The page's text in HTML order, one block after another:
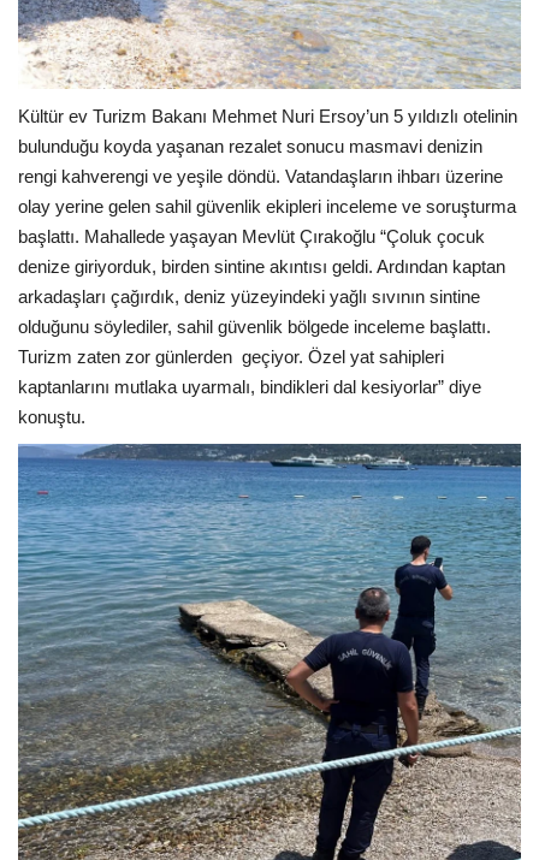
Kültür ev Turizm Bakanı Mehmet Nuri Ersoy’un 5 yıldızlı otelinin
bulunduğu koyda yaşanan rezalet sonucu masmavi denizin
rengi kahverengi ve yeşile döndü. Vatandaşların ihbarı üzerine
olay yerine gelen sahil güvenlik ekipleri inceleme ve soruşturma
başlattı. Mahallede yaşayan Mevlüt Çırakoğlu “Çoluk çocuk
denize giriyorduk, birden sintine akıntısı geldi. Ardından kaptan
arkadaşları çağırdık, deniz yüzeyindeki yağlı sıvının sintine
olduğunu söylediler, sahil güvenlik bölgede inceleme başlattı.
Turizm zaten zor günlerden geçiyor. Özel yat sahipleri
kaptanlarını mutlaka uyarmalı, bindikleri dal kesiyorlar” diye
konuştu.